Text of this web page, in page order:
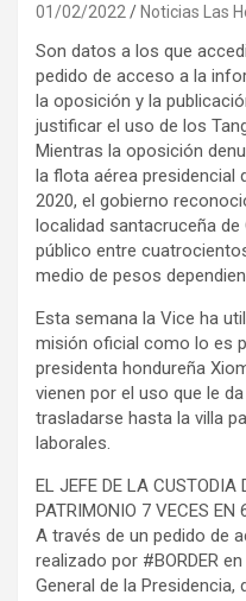
01/02/2022 Noticias Las
Son datos a los que
pedido de acceso a la
la oposición y la
justificar el uso de los
Mientras la oposición
la flota aérea presidencial
2020, el gobierno
localidad santacruceña
público entre
medio de pesos
Esta semana la Vice ha
misión oficial como lo es
presidenta hondureña
vienen por el uso que le
trasladarse hasta la villa
laborales.
EL JEFE DE LA CUSTODIA
PATRIMONIO 7 VECES EN
A través de un pedido de
realizado por #BORDER
General de la Presidencia,